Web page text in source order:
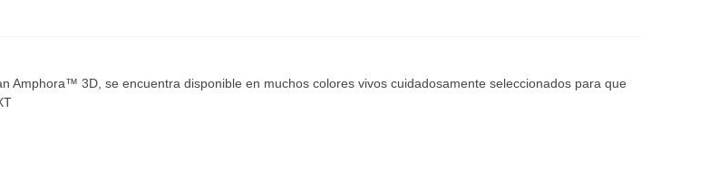
Amphora™ 3D, se encuentra disponible en muchos colores vivos cuidadosamente seleccionados para que